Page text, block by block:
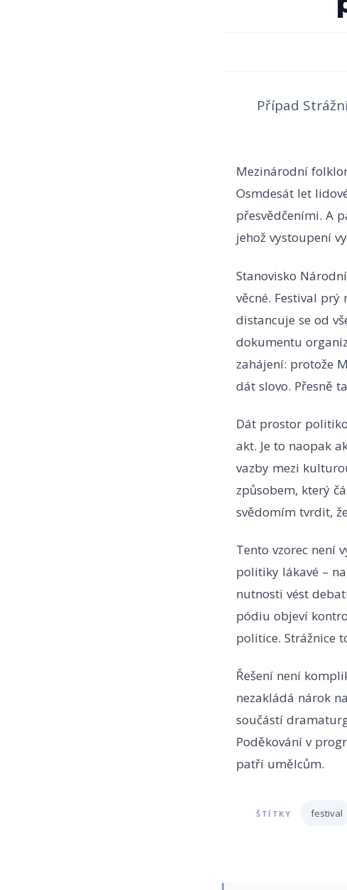
Případ
Mezinárodní
Osmdesát let
přesvědčeními. A
jehož vystoupení
Stanovisko
věcné. Festival
distancuje se od
dokumentu
zahájení: protože
dát slovo. Přesně
Dát prostor
akt. Je to naopak
vazby mezi
způsobem, který
svědomím tvrdit,
Tento vzorec není
politiky lákavé –
nutnosti vést
pódiu objeví
politice. Strážnice
Řešení není
nezakládá nárok
součástí
Poděkování v
patří umělcům.
ŠTÍTKY festival